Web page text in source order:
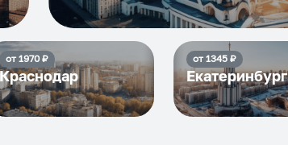
от 1970₽
Краснодар
от 1345₽
Екатеринбург